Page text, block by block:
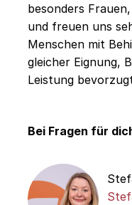
besonders
und freuen uns
Menschen mit
gleicher Eignung,
Leistung
Bei Fragen für